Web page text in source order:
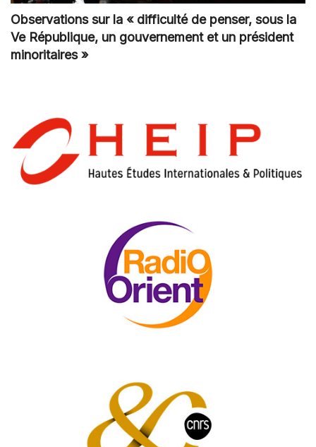
Observations sur la « difficulté de penser, sous la
Ve République, un gouvernement et un président
minoritaires »